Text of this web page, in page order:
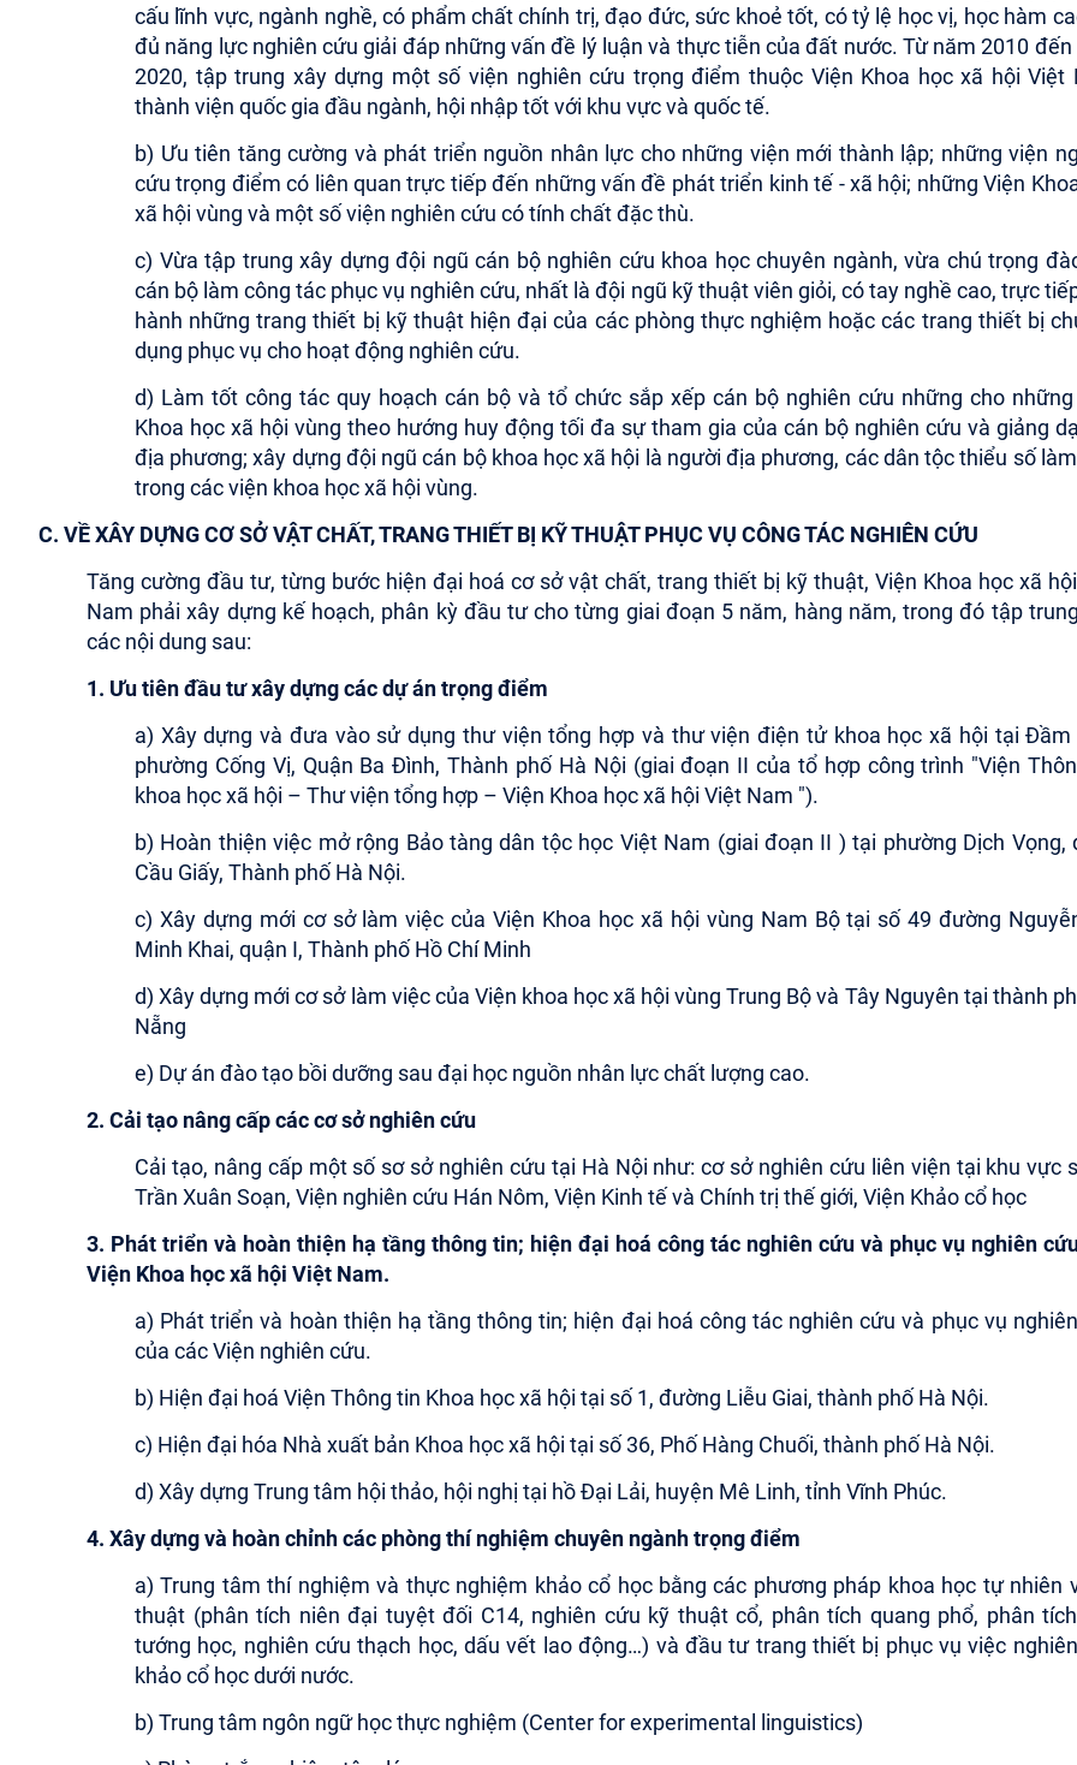
cấu lĩnh vực, ngành nghề, có phẩm chất chính trị, đạo đức, sức khoẻ tốt, có tỷ lệ học vị, học hàm
đủ năng lực nghiên cứu giải đáp những vấn đề lý luận và thực tiễn của đất nước. Từ năm 2010 đến
2020, tập trung xây dựng một số viện nghiên cứu trọng điểm thuộc Viện Khoa học xã hội Việt
thành viện quốc gia đầu ngành, hội nhập tốt với khu vực và quốc tế.
b) Ưu tiên tăng cường và phát triển nguồn nhân lực cho những viện mới thành lập; những viện
cứu trọng điểm có liên quan trực tiếp đến những vấn đề phát triển kinh tế - xã hội; những Viện
xã hội vùng và một số viện nghiên cứu có tính chất đặc thù.
c) Vừa tập trung xây dựng đội ngũ cán bộ nghiên cứu khoa học chuyên ngành, vừa chú trọng
cán bộ làm công tác phục vụ nghiên cứu, nhất là đội ngũ kỹ thuật viên giỏi, có tay nghề cao, trực
hành những trang thiết bị kỹ thuật hiện đại của các phòng thực nghiệm hoặc các trang thiết bị
dụng phục vụ cho hoạt động nghiên cứu.
d) Làm tốt công tác quy hoạch cán bộ và tổ chức sắp xếp cán bộ nghiên cứu những cho những
Khoa học xã hội vùng theo hướng huy động tối đa sự tham gia của cán bộ nghiên cứu và giảng
địa phương; xây dựng đội ngũ cán bộ khoa học xã hội là người địa phương, các dân tộc thiểu số
trong các viện khoa học xã hội vùng.
C. VỀ XÂY DỰNG CƠ SỞ VẬT CHẤT, TRANG THIẾT BỊ KỸ THUẬT PHỤC VỤ CÔNG TÁC NGHIÊN CỨU
Tăng cường đầu tư, từng bước hiện đại hoá cơ sở vật chất, trang thiết bị kỹ thuật, Viện Khoa học xã
Nam phải xây dựng kế hoạch, phân kỳ đầu tư cho từng giai đoạn 5 năm, hàng năm, trong đó tập
các nội dung sau:
1. Ưu tiên đầu tư xây dựng các dự án trọng điểm
a) Xây dựng và đưa vào sử dụng thư viện tổng hợp và thư viện điện tử khoa học xã hội tại Đầm
phường Cống Vị, Quận Ba Đình, Thành phố Hà Nội (giai đoạn II của tổ hợp công trình "Viện
khoa học xã hội – Thư viện tổng hợp – Viện Khoa học xã hội Việt Nam ").
b) Hoàn thiện việc mở rộng Bảo tàng dân tộc học Việt Nam (giai đoạn II ) tại phường Dịch Vọng,
Cầu Giấy, Thành phố Hà Nội.
c) Xây dựng mới cơ sở làm việc của Viện Khoa học xã hội vùng Nam Bộ tại số 49 đường
Minh Khai, quận I, Thành phố Hồ Chí Minh
d) Xây dựng mới cơ sở làm việc của Viện khoa học xã hội vùng Trung Bộ và Tây Nguyên tại thành
Nẵng
e) Dự án đào tạo bồi dưỡng sau đại học nguồn nhân lực chất lượng cao.
2. Cải tạo nâng cấp các cơ sở nghiên cứu
Cải tạo, nâng cấp một số sơ sở nghiên cứu tại Hà Nội như: cơ sở nghiên cứu liên viện tại khu vực
Trần Xuân Soạn, Viện nghiên cứu Hán Nôm, Viện Kinh tế và Chính trị thế giới, Viện Khảo cổ học
3. Phát triển và hoàn thiện hạ tầng thông tin; hiện đại hoá công tác nghiên cứu và phục vụ nghiên
Viện Khoa học xã hội Việt Nam.
a) Phát triển và hoàn thiện hạ tầng thông tin; hiện đại hoá công tác nghiên cứu và phục vụ
của các Viện nghiên cứu.
b) Hiện đại hoá Viện Thông tin Khoa học xã hội tại số 1, đường Liễu Giai, thành phố Hà Nội.
c) Hiện đại hóa Nhà xuất bản Khoa học xã hội tại số 36, Phố Hàng Chuối, thành phố Hà Nội.
d) Xây dựng Trung tâm hội thảo, hội nghị tại hồ Đại Lải, huyện Mê Linh, tỉnh Vĩnh Phúc.
4. Xây dựng và hoàn chỉnh các phòng thí nghiệm chuyên ngành trọng điểm
a) Trung tâm thí nghiệm và thực nghiệm khảo cổ học bằng các phương pháp khoa học tự nhiên
thuật (phân tích niên đại tuyệt đối C14, nghiên cứu kỹ thuật cổ, phân tích quang phổ, phân
tướng học, nghiên cứu thạch học, dấu vết lao động…) và đầu tư trang thiết bị phục vụ việc
khảo cổ học dưới nước.
b) Trung tâm ngôn ngữ học thực nghiệm (Center for experimental linguistics)